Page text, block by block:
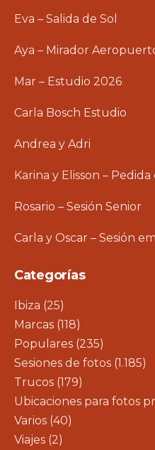
Eva – Salida de Sol
Aya – Mirador
Mar – Estudio 2026
Carla Bosch Estudio
Andrea y Adri
Karina y Elisson –
Rosario – Sesión Senior
Carla y Oscar – Sesión
Categorías
Ibiza (25)
Marcas (118)
Populares (235)
Sesiones de fotos (1.185)
Trucos (179)
Ubicaciones para fotos
Varios (40)
Viajes (2)